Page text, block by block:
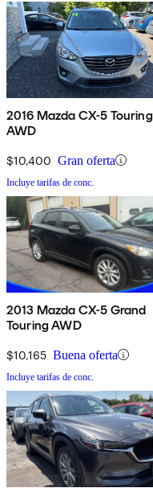
2016 Mazda CX-5 Touring
AWD
$10,400 Gran oferta
Incluye tarifas de conc.
2013 Mazda CX-5 Grand
Touring AWD
$10,165 Buena oferta
Incluye tarifas de conc.